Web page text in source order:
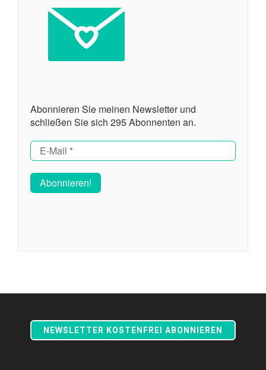
Abonnieren Sie meinen Newsletter und
schließen Sie sich 295 Abonnenten an.
NEWSLETTER KOSTENFREI ABONNIEREN